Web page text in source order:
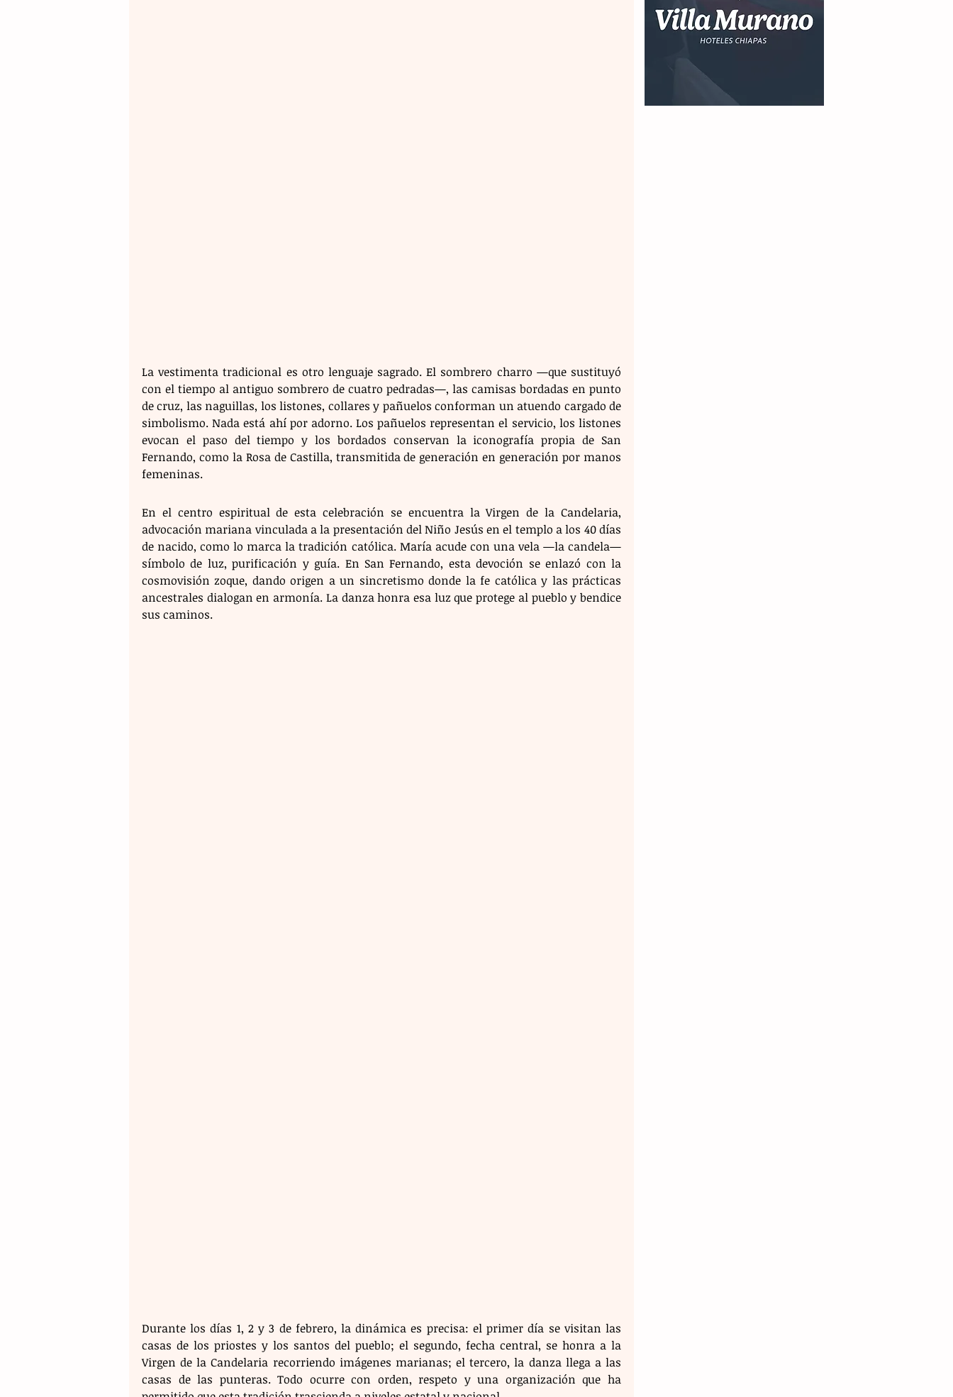
La vestimenta tradicional es otro lenguaje sagrado. El sombrero charro —que sustituyó
con el tiempo al antiguo sombrero de cuatro pedradas—, las camisas bordadas en punto
de cruz, las naguillas, los listones, collares y pañuelos conforman un atuendo cargado de
simbolismo. Nada está ahí por adorno. Los pañuelos representan el servicio, los listones
evocan el paso del tiempo y los bordados conservan la iconografía propia de San
Fernando, como la Rosa de Castilla, transmitida de generación en generación por manos
femeninas.
En el centro espiritual de esta celebración se encuentra la Virgen de la Candelaria,
advocación mariana vinculada a la presentación del Niño Jesús en el templo a los 40 días
de nacido, como lo marca la tradición católica. María acude con una vela —la candela—
símbolo de luz, purificación y guía. En San Fernando, esta devoción se enlazó con la
cosmovisión zoque, dando origen a un sincretismo donde la fe católica y las prácticas
ancestrales dialogan en armonía. La danza honra esa luz que protege al pueblo y bendice
sus caminos.
Durante los días 1, 2 y 3 de febrero, la dinámica es precisa: el primer día se visitan las
casas de los priostes y los santos del pueblo; el segundo, fecha central, se honra a la
Virgen de la Candelaria recorriendo imágenes marianas; el tercero, la danza llega a las
casas de las punteras. Todo ocurre con orden, respeto y una organización que ha